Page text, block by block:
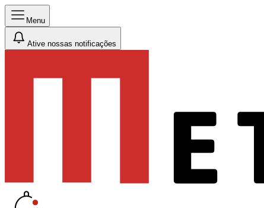
Menu
Ative nossas notificações